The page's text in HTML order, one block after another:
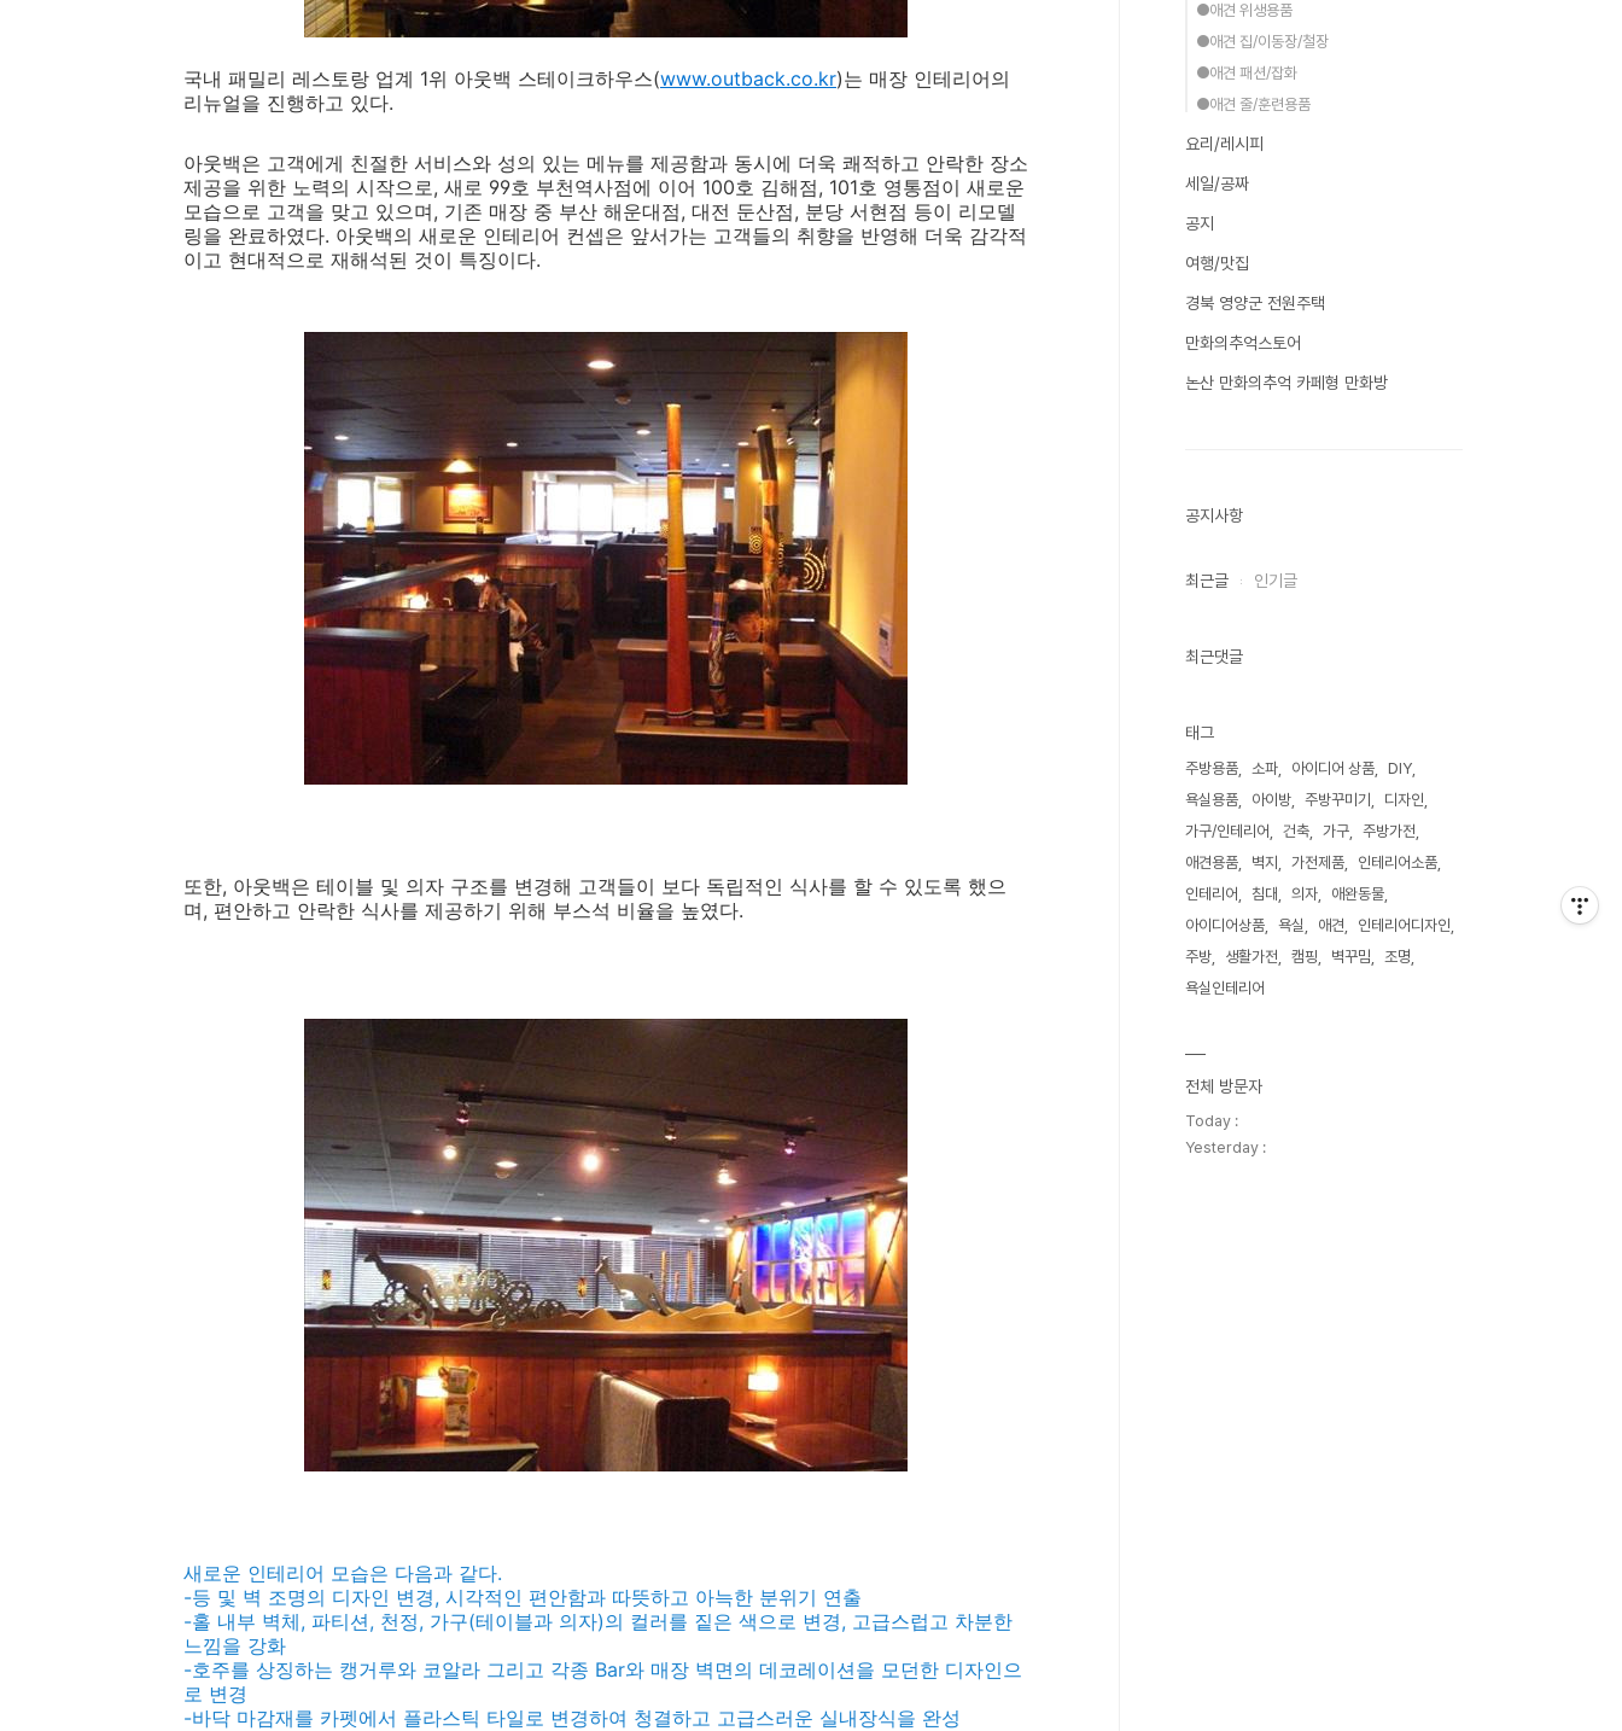
국내 패밀리 레스토랑 업계 1위 아웃백 스테이크하우스(www.outback.co.kr)는 매장 인테리어의
리뉴얼을 진행하고 있다.
아웃백은 고객에게 친절한 서비스와 성의 있는 메뉴를 제공함과 동시에 더욱 쾌적하고 안락한 장소
제공을 위한 노력의 시작으로, 새로 99호 부천역사점에 이어 100호 김해점, 101호 영통점이 새로운
모습으로 고객을 맞고 있으며, 기존 매장 중 부산 해운대점, 대전 둔산점, 분당 서현점 등이 리모델
링을 완료하였다. 아웃백의 새로운 인테리어 컨셉은 앞서가는 고객들의 취향을 반영해 더욱 감각적
이고 현대적으로 재해석된 것이 특징이다.
또한, 아웃백은 테이블 및 의자 구조를 변경해 고객들이 보다 독립적인 식사를 할 수 있도록 했으
며, 편안하고 안락한 식사를 제공하기 위해 부스석 비율을 높였다.
새로운 인테리어 모습은 다음과 같다.
-등 및 벽 조명의 디자인 변경, 시각적인 편안함과 따뜻하고 아늑한 분위기 연출
-홀 내부 벽체, 파티션, 천정, 가구(테이블과 의자)의 컬러를 짙은 색으로 변경, 고급스럽고 차분한
느낌을 강화
-호주를 상징하는 캥거루와 코알라 그리고 각종 Bar와 매장 벽면의 데코레이션을 모던한 디자인으
로 변경
-바닥 마감재를 카펫에서 플라스틱 타일로 변경하여 청결하고 고급스러운 실내장식을 완성
●애견 위생용품
●애견 집/이동장/철장
●애견 패션/잡화
●애견 줄/훈련용품
요리/레시피
세일/공짜
공지
여행/맛집
경북 영양군 전원주택
만화의추억스토어
논산 만화의추억 카페형 만화방
공지사항
최근글 인기글
최근댓글
태그
주방용품 소파 아이디어 상품
DIY
욕실용품
아이방 주방꾸미기
디자인
가구/인테리어
건축 가구
주방가전
애견용품
벽지 가전제품
인테리어소품
인테리어
침대 의자
애완동물
아이디어상품
욕실 애견
인테리어디자인
주방
생활가전 캠핑 벽꾸밈
조명
욕실인테리어
전체 방문자
Today :
Yesterday :